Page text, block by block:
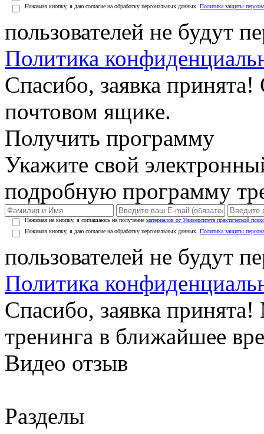
Нажимая кнопку, я даю согласие на обработку персональных данных. Политика защиты
пользователей не будут
Политика
Спасибо, заявка
почтовом ящике.
Получить программу
Укажите свой
подробную программу
Нажимая на кнопку, я соглашаюсь на получение материалов от Университета практической
Нажимая кнопку, я даю согласие на обработку персональных данных. Политика защиты
пользователей не будут
Политика
Спасибо, заявка
тренинга в ближайшее
Видео отзыв
Разделы